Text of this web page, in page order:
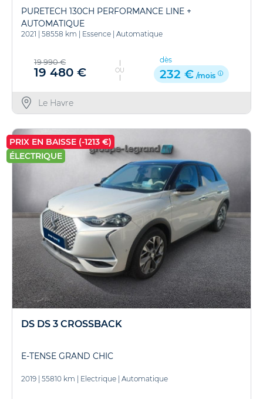
PURETECH 130CH PERFORMANCE LINE +
AUTOMATIQUE
2021 | 58558 km | Essence | Automatique
19 990 €
19 480 € OU
dès
232 € /mois
Le Havre
PRIX EN BAISSE (-1213 €)
ÉLECTRIQUE
DS DS 3 CROSSBACK
E-TENSE GRAND CHIC
2019 55810 km Electrique Automatique